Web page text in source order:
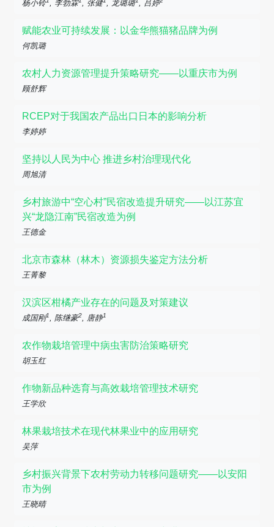
杨小铃 , 李勃霖 , 张健 , 龙璐璐 , 吕婷
赋能农业可持续发展：以金华熊猫猪品牌为例
何凯璐
农村人力资源管理提升策略研究——以重庆市为例
顾舒辉
RCEP对于我国农产品出口日本的影响分析
李婷婷
坚持以人民为中心 推进乡村治理现代化
周旭清
乡村旅游中“空心村”民宿改造提升研究——以江苏宜
兴“龙隐江南”民宿改造为例
王德金
北京市森林（林木）资源损失鉴定方法分析
王菁黎
汉滨区柑橘产业存在的问题及对策建议
成国刚1, 陈继豪2, 唐静1
农作物栽培管理中病虫害防治策略研究
胡玉红
作物新品种选育与高效栽培管理技术研究
王学欣
林果栽培技术在现代林果业中的应用研究
吴萍
乡村振兴背景下农村劳动力转移问题研究——以安阳
市为例
王晓晴